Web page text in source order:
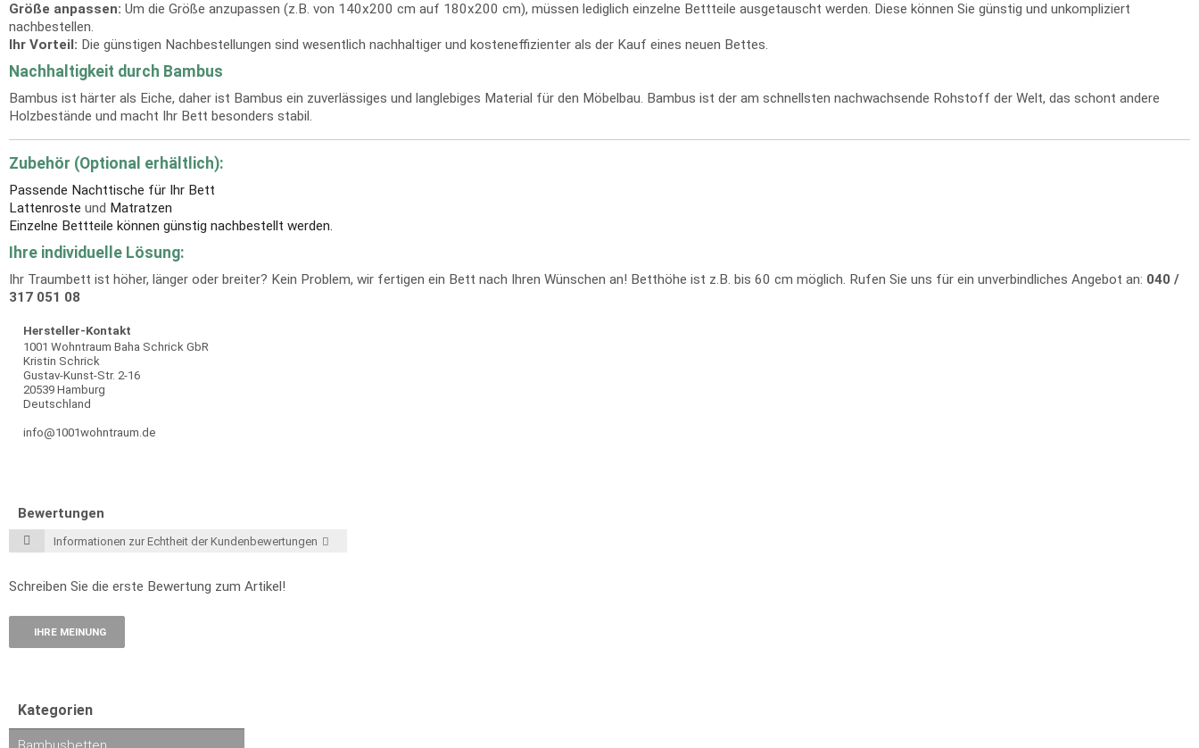
Größe anpassen: Um die Größe anzupassen (z.B. von 140x200 cm auf 180x200 cm), müssen lediglich einzelne Bettteile ausgetauscht werden. Diese können Sie günstig und unkompliziert
nachbestellen.
Ihr Vorteil: Die günstigen Nachbestellungen sind wesentlich nachhaltiger und kosteneffizienter als der Kauf eines neuen Bettes.
Nachhaltigkeit durch Bambus
Bambus ist härter als Eiche, daher ist Bambus ein zuverlässiges und langlebiges Material für den Möbelbau. Bambus ist der am schnellsten nachwachsende Rohstoff der Welt, das schont andere
Holzbestände und macht Ihr Bett besonders stabil.
Zubehör (Optional erhältlich):
Passende Nachttische für Ihr Bett
Lattenroste und Matratzen
Einzelne Bettteile können günstig nachbestellt werden.
Ihre individuelle Lösung:
Ihr Traumbett ist höher, länger oder breiter? Kein Problem, wir fertigen ein Bett nach Ihren Wünschen an! Betthöhe ist z.B. bis 60 cm möglich. Rufen Sie uns für ein unverbindliches Angebot an: 040 /
317 051 08
Hersteller-Kontakt
1001 Wohntraum Baha Schrick GbR
Kristin Schrick
Gustav-Kunst-Str. 2-16
20539 Hamburg
Deutschland
info@1001wohntraum.de
Bewertungen
Informationen zur Echtheit der Kundenbewertungen
Schreiben Sie die erste Bewertung zum Artikel!
IHRE MEINUNG
Kategorien